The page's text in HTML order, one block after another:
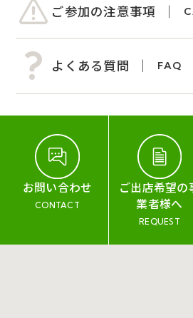
ご参加の注意事項
よくある質問 FAQ
お問い合わせ
CONTACT
ご出店希望の
業者様へ
REQUEST